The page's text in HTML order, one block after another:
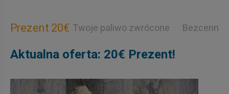
Prezent 20€ Twoje paliwo zwrócone Bezcenne
Aktualna oferta: 20€ Prezent!